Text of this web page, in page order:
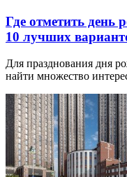
Где отметить день
10 лучших
Для празднования дня
найти множество